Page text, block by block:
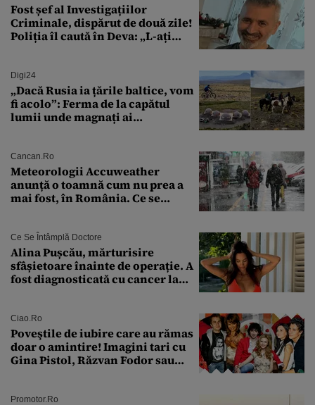
Fost șef al Investigațiilor
Criminale, dispărut de două zile!
Poliția îl caută în Deva: „L-ați
Digi24
„Dacă Rusia ia țările baltice, vom
fi acolo”: Ferma de la capătul
lumii unde magnați ai
Cancan.ro
Meteorologii Accuweather
anunță o toamnă cum nu prea a
mai fost, în România. Ce se
București. Pe ce dată ninge
Ce Se Întâmplă Doctore
Alina Pușcău, mărturisire
sfâșietoare înainte de operație. A
fost diagnosticată cu cancer la
îmi salvez viața”
Ciao.ro
Poveştile de iubire care au rămas
doar o amintire! Imagini tari cu
Gina Pistol, Răzvan Fodor sau
Promotor.ro